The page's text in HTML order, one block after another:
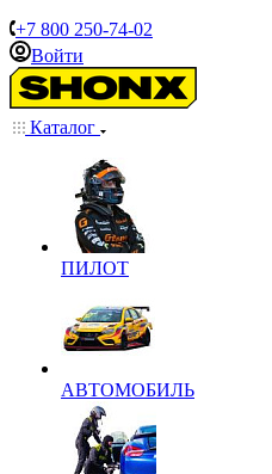
+7 800 250-74-02
Войти
Каталог
ПИЛОТ
АВТОМОБИЛЬ